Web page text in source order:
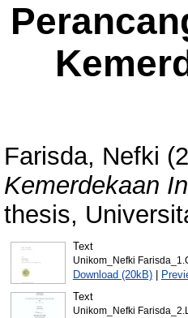
Farisda, Nefki
Kemerdekaan
thesis,
Text
Unikom_Nefki
Download (20kB)|
Text
Unikom_Nefki